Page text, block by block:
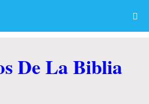
De La Biblia